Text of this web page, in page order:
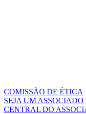
COMISSÃO DE ÉTICA
SEJA UM ASSOCIADO
CENTRAL DO